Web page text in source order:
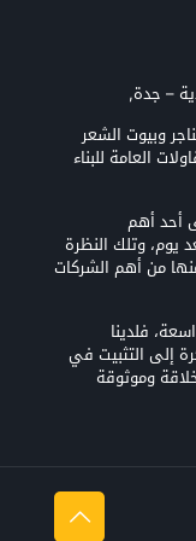
– جدة,
وبيوت الشعر
العامة للبناء
أحد أهم
يوم، وتلك النظرة
من أهم الشركات
فلدينا
إلى التثبيت في
وموثوقة